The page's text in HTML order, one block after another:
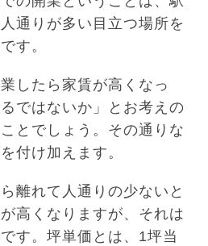
通りが多い目立つ場所を
す。
したら家賃が高くなっ
ではないか」とお考えの
とでしょう。その通りな
付け加えます。
離れて人通りの少ないと
高くなりますが、それは
す。坪単価とは、1坪当